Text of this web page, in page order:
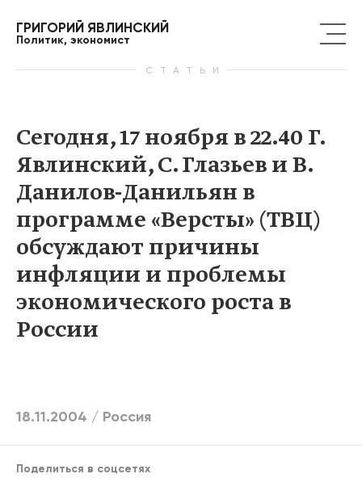
ГРИГОРИЙ ЯВЛИНСКИЙ
Политик, экономист
СТАТЬИ
Сегодня, 17 ноября в 22.40 Г.
Явлинский, С. Глазьев и В.
Данилов-Данильян в
программе «Версты» (ТВЦ)
обсуждают причины
инфляции и проблемы
экономического роста в
России
18.11.2004 / Россия
Поделиться в соцсетях